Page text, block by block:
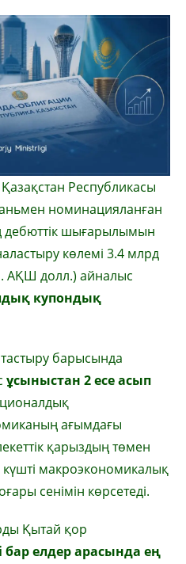
Республикасы
номинацияланған
дебюттік шығарылымын
көлемі 3.4 млрд
АҚШ долл.) айналыс
купондық
барысында
ұсыныстан 2 есе асып
ағымдағы
қарыздың төмен
күшті макроэкономикалық
сенімін көрсетеді.
Қытай қор
бар елдер арасында ең